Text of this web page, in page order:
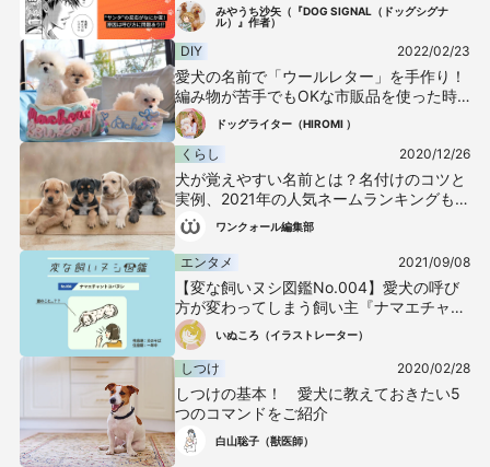
みやうち沙矢（『DOG SIGNAL（ドッグシグナ
ル）』作者）
DIY 2022/02/23
愛犬の名前で「ウールレター」を手作り！
編み物が苦手でもOKな市販品を使った時
短テクも紹介ドッグライター（HIROMI ）
くらし 2020/12/26
犬が覚えやすい名前とは？名付けのコツと
実例、2021年の人気ネームランキングも紹
介！
ワンクォール編集部
エンタメ 2021/09/08
【変な飼いヌシ図鑑No.004】愛犬の呼び
方が変わってしまう飼い主『ナマエチャン
トヨバヌシ』いぬころ（イラストレーター）
しつけ 2020/02/28
しつけの基本！ 愛犬に教えておきたい5
つのコマンドをご紹介
白山聡子（獣医師）